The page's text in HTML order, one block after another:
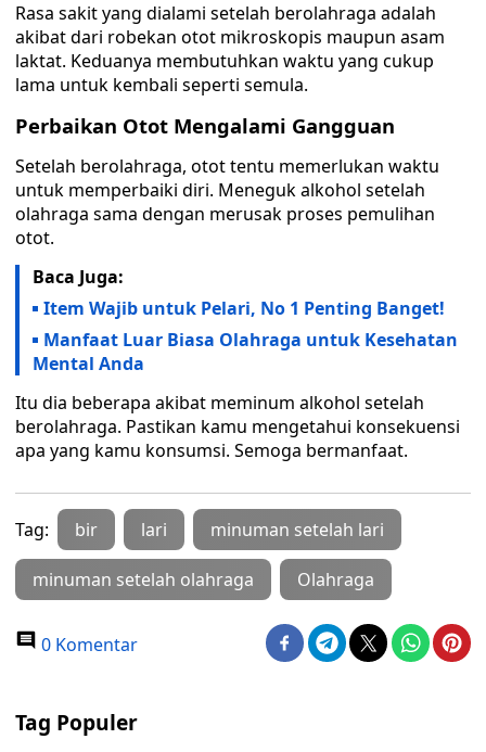
Rasa sakit yang dialami setelah berolahraga adalah
akibat dari robekan otot mikroskopis maupun asam
laktat. Keduanya membutuhkan waktu yang cukup
lama untuk kembali seperti semula.
Perbaikan Otot Mengalami Gangguan
Setelah berolahraga, otot tentu memerlukan waktu
untuk memperbaiki diri. Meneguk alkohol setelah
olahraga sama dengan merusak proses pemulihan
otot.
Baca Juga:
Item Wajib untuk Pelari, No 1 Penting Banget!
Manfaat Luar Biasa Olahraga untuk Kesehatan
Mental Anda
Itu dia beberapa akibat meminum alkohol setelah
berolahraga. Pastikan kamu mengetahui konsekuensi
apa yang kamu konsumsi. Semoga bermanfaat.
Tag: bir lari minuman setelah lari
minuman setelah olahraga Olahraga
0 Komentar
Tag Populer